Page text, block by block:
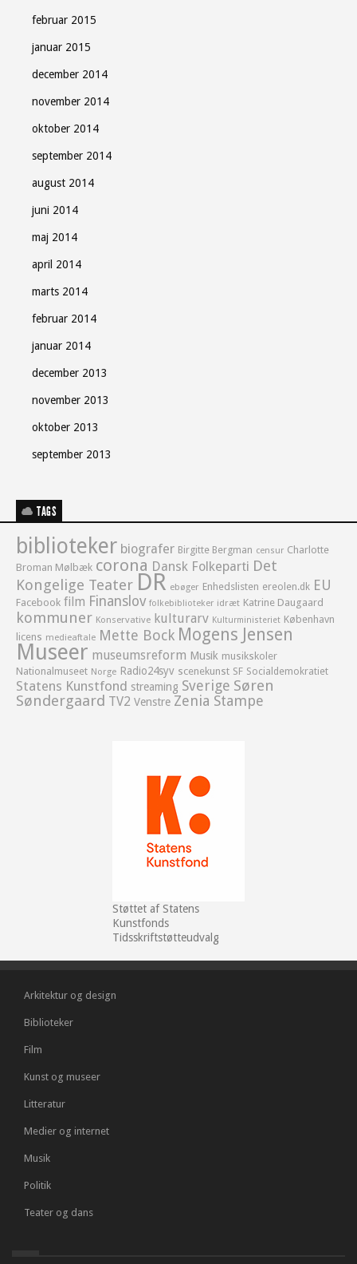
februar 2015
januar 2015
december 2014
november 2014
oktober 2014
september 2014
august 2014
juni 2014
maj 2014
april 2014
marts 2014
februar 2014
januar 2014
december 2013
november 2013
oktober 2013
september 2013
TAGS
biblioteker biografer Birgitte Bergman censur Charlotte
Broman Mølbæk corona Dansk Folkeparti Det
Kongelige Teater DR ebøger Enhedslisten ereolen.dk EU
Facebook film Finanslov folkebiblioteker idræt Katrine Daugaard
kommuner Konservative kulturarv Kulturministeriet København
licens medieaftale Mette Bock Mogens Jensen
Museer museumsreform Musik musikskoler
Nationalmuseet Norge Radio24syv scenekunst SF Socialdemokratiet
Statens Kunstfond streaming Sverige Søren
Søndergaard TV2 Venstre Zenia Stampe
Støttet af Statens
Kunstfonds
Tidsskriftstøtteudvalg
Arkitektur og design
Biblioteker
Film
Kunst og museer
Litteratur
Medier og internet
Musik
Politik
Teater og dans